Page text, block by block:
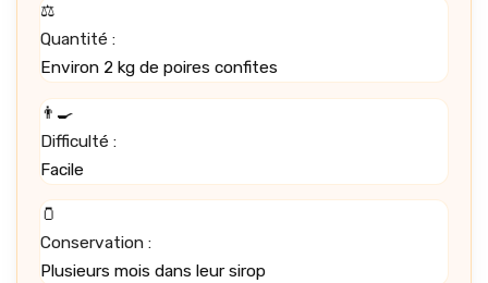
⚖️
Quantité :
Environ 2 kg de poires confites
👨‍🍳
Difficulté :
Facile
🫙
Conservation :
Plusieurs mois dans leur sirop